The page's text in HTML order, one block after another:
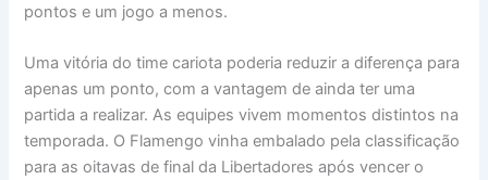
pontos e um jogo a menos.
Uma vitória do time cariota poderia reduzir a diferença para
apenas um ponto, com a vantagem de ainda ter uma
partida a realizar. As equipes vivem momentos distintos na
temporada. O Flamengo vinha embalado pela classificação
para as oitavas de final da Libertadores após vencer o